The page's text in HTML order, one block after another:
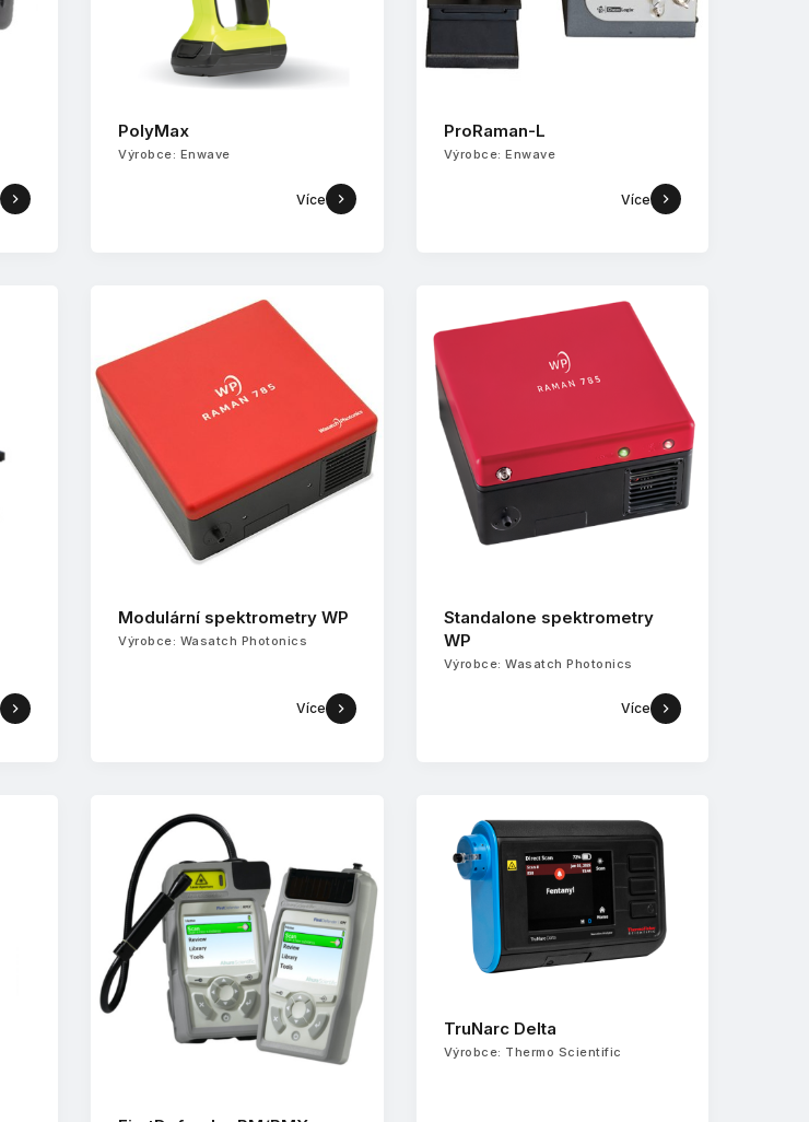
PolyMax
Výrobce: Enwave
Více
ProRaman-L
Výrobce: Enwave
Více
Modulární spektrometry WP
Výrobce: Wasatch Photonics
Více
Standalone spektrometry
WP
Výrobce: Wasatch Photonics
Více
TruNarc Delta
Výrobce: Thermo Scientific